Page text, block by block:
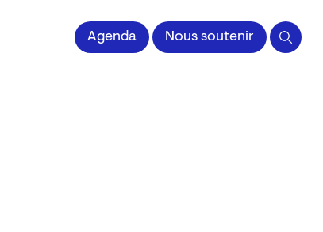
Agenda Nous soutenir